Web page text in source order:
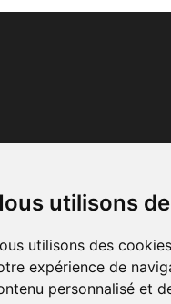
utilisons
utilisons des
expérience de
personnalisé et